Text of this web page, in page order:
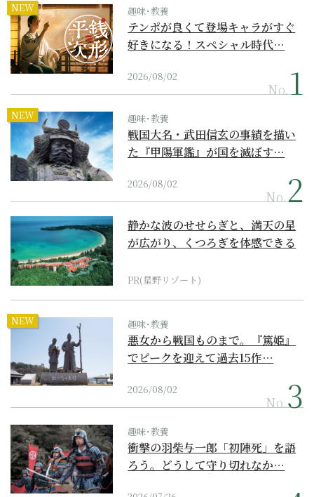
NEW 趣味･教養
テンポが良くて登場キャラがすぐ
好きになる！スペシャル時代…
2026/08/02
No.
NEW 趣味･教養
戦国大名・武田信玄の事績を描い
た『甲陽軍鑑』が国を滅ぼす…
2026/08/02
No.
静かな波のせせらぎと、満天の星
が広がり、くつろぎを体感できる
PR(星野リゾート)
NEW 趣味･教養
悪女から戦国ものまで。『篤姫』
でピークを迎えて過去15作…
2026/08/02
No.
趣味･教養
衝撃の羽柴与一郎「初陣死」を語
ろう。どうして守り切れなか…